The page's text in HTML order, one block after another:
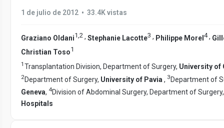
1 de julio de 2012 • 33.4K vistas
Graziano Oldani1,2 , Stephanie Lacotte3 , Philippe Morel 4,
Christian Toso1
1 Transplantation Division, Department of Surgery, University of
2Department of Surgery, University of Pavia , 3 Department of
Geneva, 4Division of Abdominal Surgery, Department of
Hospitals